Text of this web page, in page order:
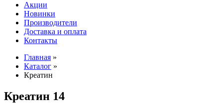
Акции
Новинки
Производители
Доставка и оплата
Контакты
Главная »
Каталог »
Креатин
Креатин 14